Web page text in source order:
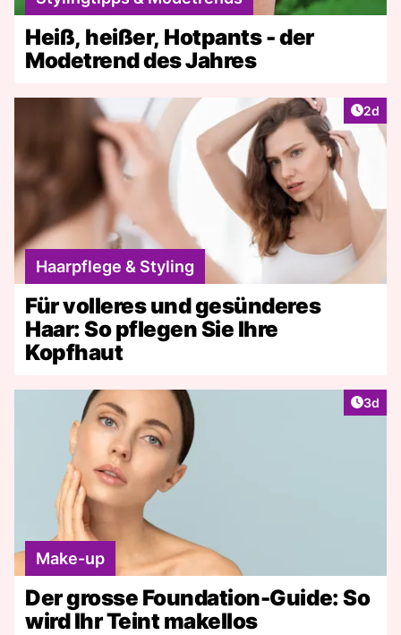
Heiß, heißer, Hotpants - der
Modetrend des Jahres
2d
Haarpflege & Styling
Für volleres und gesünderes
Haar: So pflegen Sie Ihre
Kopfhaut
3d
Make-up
Der grosse Foundation-Guide: So
wird Ihr Teint makellos